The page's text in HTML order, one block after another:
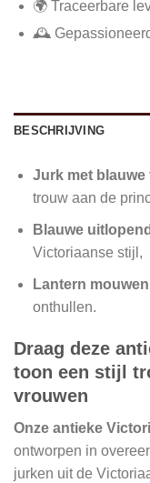
🌍 Traceerbare
🕰️
BESCHRIJVING
Jurk met blauwe
trouw aan de
Blauwe
Victoriaanse stijl,
Lantern
onthullen.
Draag deze
toon een stijl
vrouwen
Onze antieke
ontworpen in
jurken uit de